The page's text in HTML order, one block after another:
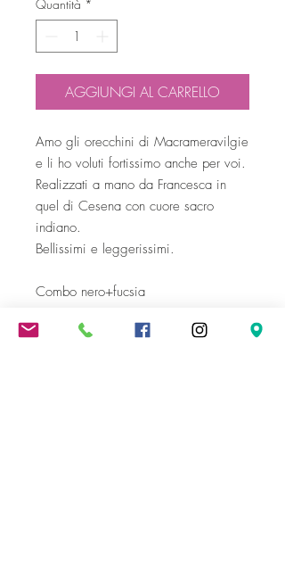
Quantità *
AGGIUNGI AL CARRELLO
Amo gli orecchini di Macrameravilgie
e li ho voluti fortissimo anche per voi.
Realizzati a mano da Francesca in
quel di Cesena con cuore sacro
indiano.
Bellissimi e leggerissimi.
Combo nero+fucsia